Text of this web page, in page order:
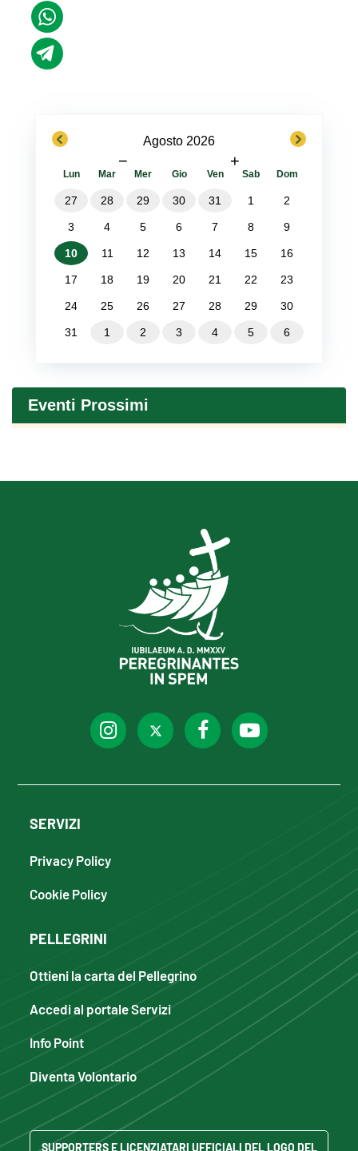
previous Agosto 2026
− +
next
Lun Mar Mer Gio Ven Sab Dom
27 28 29 30 31 1 2
3 4 5 6 7 8 9
10 11 12 13 14 15 16
17 18 19 20 21 22 23
24 25 26 27 28 29 30
31 1 2 3 4 5 6
Eventi Prossimi
SERVIZI
Privacy Policy
Cookie Policy
PELLEGRINI
Ottieni la carta del Pellegrino
Accedi al portale Servizi
Info Point
Diventa Volontario
SUPPORTERS E LICENZIATARI UFFICIALI DEL LOGO DEL